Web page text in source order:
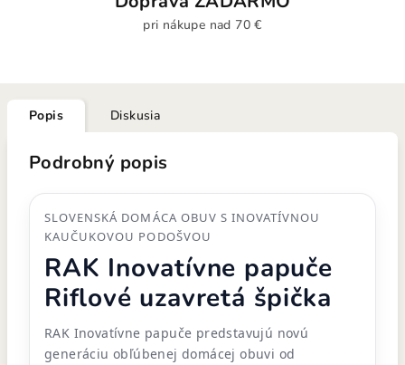
pri nákupe nad 70 €
Popis Diskusia
Podrobný popis
SLOVENSKÁ DOMÁCA OBUV S INOVATÍVNOU
KAUČUKOVOU PODOŠVOU
RAK Inovatívne papuče
Riflové uzavretá špička
RAK Inovatívne papuče predstavujú novú
generáciu obľúbenej domácej obuvi od